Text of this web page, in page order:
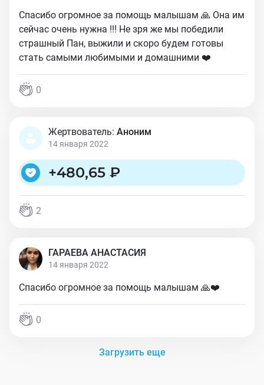
Спасибо огромное за помощь малышам 🙏 Она им
сейчас очень нужна !!! Не зря же мы победили
страшный Пан, выжили и скоро будем готовы
стать самыми любимыми и домашними ❤️
0
Жертвователь: Аноним
14 января 2022
+480,65 ₽
2
ГАРАЕВА АНАСТАСИЯ
14 января 2022
Спасибо огромное за помощь малышам 🙏❤️
0
Загрузить еще